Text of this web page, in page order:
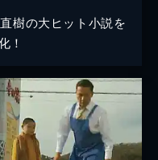
樹の大ヒット小説を
！